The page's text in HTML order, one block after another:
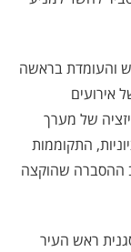
והעומדת בראשה
אירועים
של מערך
התקוממות
ההסברה שהוקצה
ראש העיר